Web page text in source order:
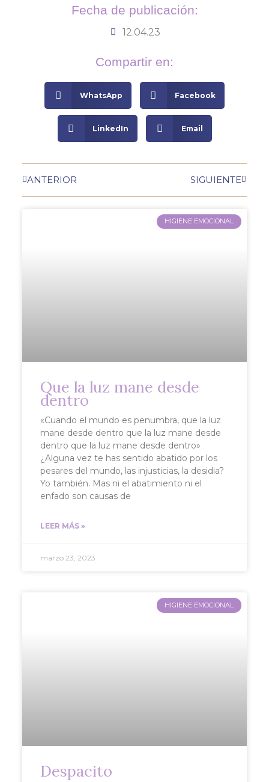
Fecha de publicación:
12.04.23
Compartir en:
WhatsApp Facebook
LinkedIn Email
ANTERIOR SIGUIENTE
HIGIENE EMOCIONAL
Que la luz mane desde
dentro
«Cuando el mundo es penumbra, que la luz
mane desde dentro que la luz mane desde
dentro que la luz mane desde dentro»
¿Alguna vez te has sentido abatido por los
pesares del mundo, las injusticias, la desidia?
Yo también. Mas ni el abatimiento ni el
enfado son causas de
LEER MÁS »
marzo 23, 2023
HIGIENE EMOCIONAL
Despacito